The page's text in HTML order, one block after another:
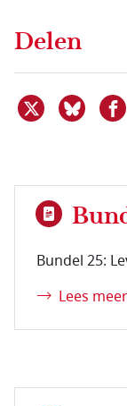
Delen
Deel dit
Bundel 25:
Lees meer